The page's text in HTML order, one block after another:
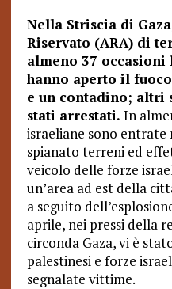
Nella Striscia di
Riservato (ARA) di
almeno 37
hanno aperto il
e un contadino; altri
stati arrestati. In
israeliane sono entrate
spianato terreni ed
veicolo delle forze
un’area ad est della
a seguito
aprile, nei pressi della
circonda Gaza, vi è
palestinesi e forze
segnalate vittime.